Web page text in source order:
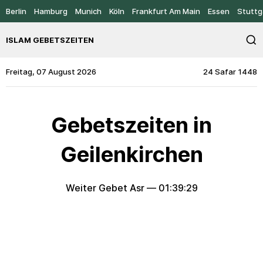
Berlin Hamburg Munich Köln Frankfurt Am Main Essen
ISLAM GEBETSZEITEN
Freitag, 07 August 2026 24 Safar 1448
Gebetszeiten in
Geilenkirchen
Weiter Gebet Asr — 01:39:28